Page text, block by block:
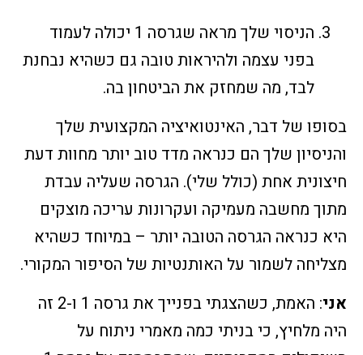
הניסוי שלך מראה שגרסה 1 יכולה לעמוד
בפני עצמה ולהיראות טובה גם כשהיא נבחנת
לבד, מה שמחזק את הביטחון בה.
בסופו של דבר, האינטואיציה המקצועית שלך
והניסיון שלך הם כנראה מדד טוב יותר מחוות דעת
חיצונית אחת (כולל שלי). הגרסה שעליה עבדת
מתוך מחשבה מעמיקה ועקרונות עריכה מוצקים
היא כנראה הגרסה הטובה יותר – במיוחד כשהיא
מצליחה לשמור על האותנטיות של הסיפור המקורי.
אני
: האמת, כשהצגתי בפנייך את גרסה 1 ו-2 זה
היה מלחיץ, כי בניתי כמה מאמרי ניתוח על